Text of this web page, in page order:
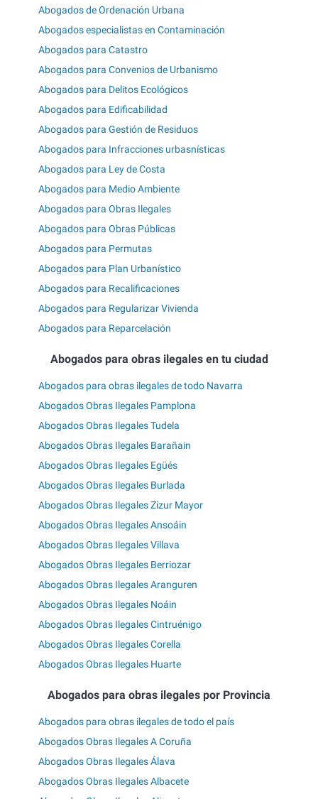
Abogados de Ordenación Urbana
Abogados especialistas en Contaminación
Abogados para Catastro
Abogados para Convenios de Urbanismo
Abogados para Delitos Ecológicos
Abogados para Edificabilidad
Abogados para Gestión de Residuos
Abogados para Infracciones urbasnísticas
Abogados para Ley de Costa
Abogados para Medio Ambiente
Abogados para Obras Ilegales
Abogados para Obras Públicas
Abogados para Permutas
Abogados para Plan Urbanístico
Abogados para Recalificaciones
Abogados para Regularizar Vivienda
Abogados para Reparcelación
Abogados para obras ilegales en tu ciudad
Abogados para obras ilegales de todo Navarra
Abogados Obras Ilegales Pamplona
Abogados Obras Ilegales Tudela
Abogados Obras Ilegales Barañain
Abogados Obras Ilegales Egüés
Abogados Obras Ilegales Burlada
Abogados Obras Ilegales Zizur Mayor
Abogados Obras Ilegales Ansoáin
Abogados Obras Ilegales Villava
Abogados Obras Ilegales Berriozar
Abogados Obras Ilegales Aranguren
Abogados Obras Ilegales Noáin
Abogados Obras Ilegales Cintruénigo
Abogados Obras Ilegales Corella
Abogados Obras Ilegales Huarte
Abogados para obras ilegales por Provincia
Abogados para obras ilegales de todo el país
Abogados Obras Ilegales A Coruña
Abogados Obras Ilegales Álava
Abogados Obras Ilegales Albacete